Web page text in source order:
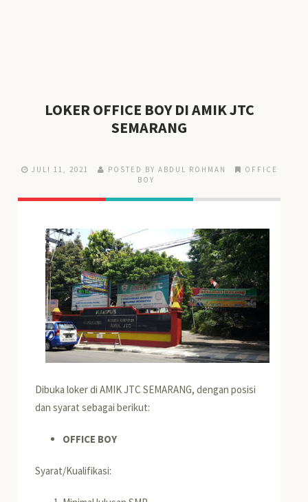
LOKER OFFICE BOY DI AMIK JTC
SEMARANG
JULI 11, 2021 POSTED BY ABDUL ROHMAN
OFFICE
BOY
Dibuka loker di AMIK JTC SEMARANG, dengan posisi
dan syarat sebagai berikut:
OFFICE BOY
Syarat/Kualifikasi: